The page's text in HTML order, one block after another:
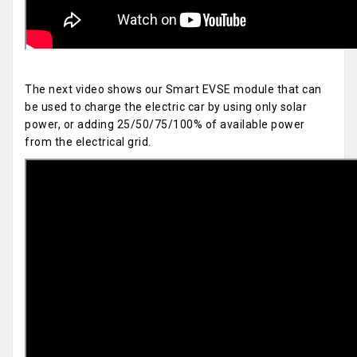
The next video shows our Smart EVSE module that can
be used to charge the electric car by using only solar
power, or adding 25/50/75/100% of available power
from the electrical grid.